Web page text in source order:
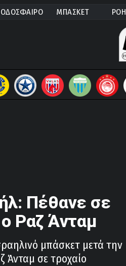
ΜΠΑΣΚΕΤ ΡΟΗ
Πέθανε σε
Ραζ Άνταμ
μπάσκετ μετά την
Άνταμ σε τροχαίο